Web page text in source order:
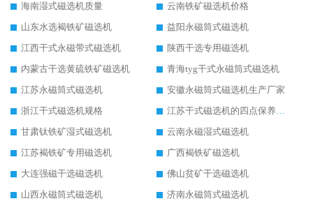
海南湿式磁选机质量
云南铁矿磁选机价格
山东水选褐铁矿磁选机
益阳永磁筒式磁选机
江西干式永磁带式磁选机
陕西干选专用磁选机
内蒙古干选黄硫铁矿磁选机
青海tyg干式永磁筒式磁选机
江苏永磁筒式磁选机
安徽永磁筒式磁选机生产厂家
浙江干式磁选机规格
江苏干式磁选机的四点保养秘籍
甘肃钛铁矿湿式磁选机
云南永磁湿式磁选机
江苏褐铁矿专用磁选机
广西褐铁矿磁选机
大连强磁干选磁选机
佛山贫矿干选磁选机
山西永磁筒式磁选机
济南永磁筒式磁选机